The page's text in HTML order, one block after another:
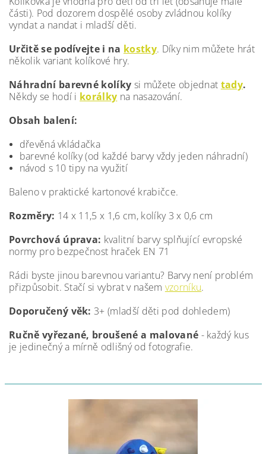
části). Pod dozorem dospělé osoby zvládnou kolíky
vyndat a nandat i mladší děti.
Určitě se podívejte i na kostky. Díky nim můžete hrát
několik variant kolíkové hry.
Náhradní barevné kolíky si můžete objednat tady.
Někdy se hodí i korálky na nasazování.
Obsah balení:
dřevěná vkládačka
barevné kolíky (od každé barvy vždy jeden náhradní)
návod s 10 tipy na využití
Baleno v praktické kartonové krabičce.
Rozměry: 14 x 11,5 x 1,6 cm, kolíky 3 x 0,6 cm
Povrchová úprava: kvalitní barvy splňující evropské
normy pro bezpečnost hraček EN 71
Rádi byste jinou barevnou variantu? Barvy není problém
přizpůsobit. Stačí si vybrat v našem vzorníku.
Doporučený věk: 3+ (mladší děti pod dohledem)
Ručně vyřezané, broušené a malované - každý kus
je jedinečný a mírně odlišný od fotografie.